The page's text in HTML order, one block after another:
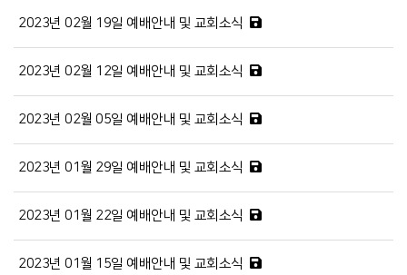
2023년 02월 19일 예배안내 및 교회소식
2023년 02월 12일 예배안내 및 교회소식
2023년 02월 05일 예배안내 및 교회소식
2023년 01월 29일 예배안내 및 교회소식
2023년 01월 22일 예배안내 및 교회소식
2023년 01월 15일 예배안내 및 교회소식